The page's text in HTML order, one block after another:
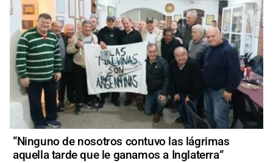
“Ninguno de nosotros contuvo las lágrimas
aquella tarde que le ganamos a Inglaterra”